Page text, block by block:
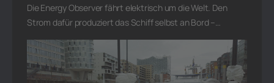
Die Energy Observer fährt elektrisch um die Welt. Den
Strom dafür produziert das Schiff selbst an Bord –…